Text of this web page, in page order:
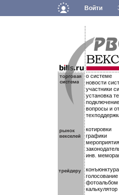
Войти
.о системе
новости
участники
установка
подключение
вопросы и
котировки
графики
мероприятия
инв.
голосование
фотоальбом
калькулятор